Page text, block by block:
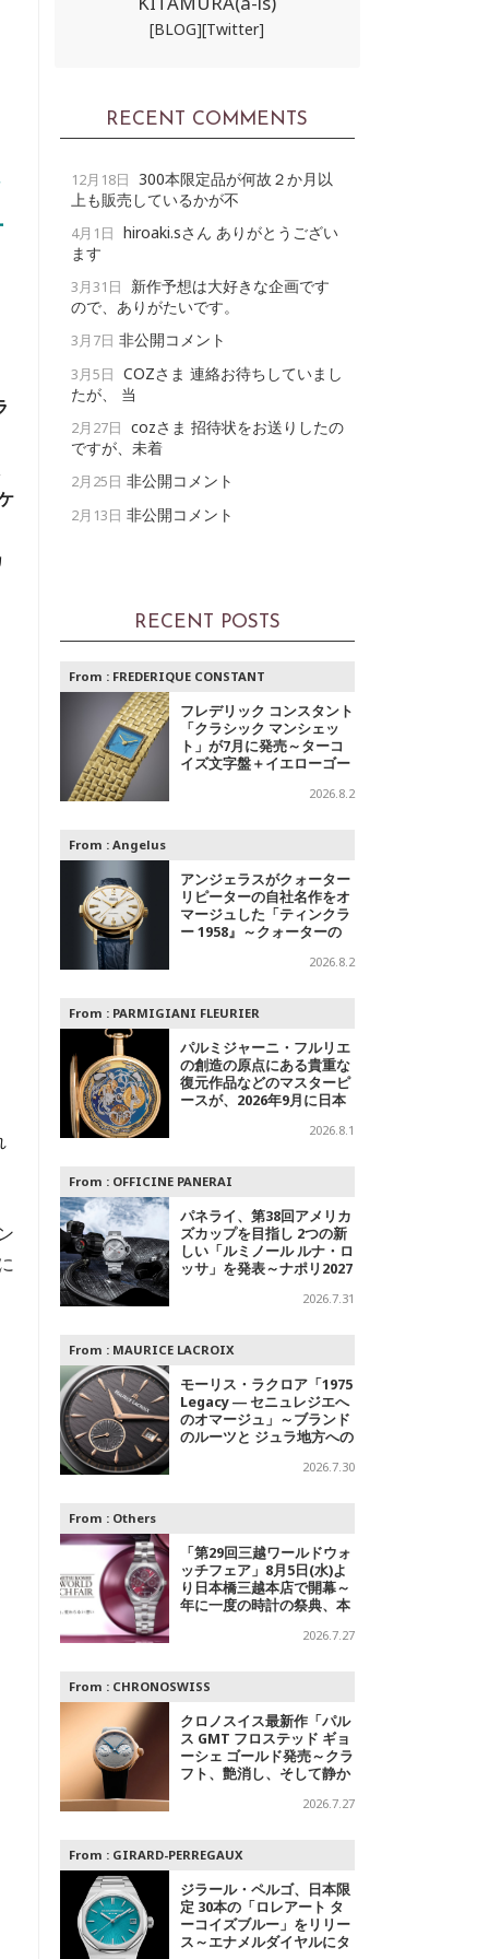
[BLOG][Twitter]
RECENT COMMENTS
12月18日 300本限定品が何故２か月以
上も販売しているかが不
4月1日 hiroaki.sさん ありがとうござい
ます
3月31日
新作予想は大好きな企画です
ので、ありがたいです。
3月7日 非公開コメント
3月5日 COZさま 連絡お待ちしていまし
たが、 当
2月27日 cozさま 招待状をお送りしたの
ですが、未着
2月25日 非公開コメント
2月13日 非公開コメント
RECENT POSTS
From : FREDERIQUE CONSTANT
フレデリック コンスタント
「クラシック マンシェッ
ト」が7月に発売～ターコ
イズ文字盤＋イエローゴー
字盤＋スチールの2モデル
2026.8.2
From : Angelus
アンジェラスがクォーター
リピーターの自社名作をオ
マージュした「ティンクラ
ー 1958』～クォーターの
2026.8.2
From : PARMIGIANI FLEURIER
パルミジャーニ・フルリエ
の創造の原点にある貴重な
復元作品などのマスターピ
ースが、2026年9月に日本
2026.8.1
From : OFFICINE PANERAI
パネライ、第38回アメリカ
ズカップを目指し 2つの新
しい「ルミノール ルナ・ロ
ッサ」を発表～ナポリ2027
2026.7.31
From : MAURICE LACROIX
モーリス・ラクロア「1975
Legacy ― セニュレジエへ
のオマージュ」～ブランド
のルーツと ジュラ地方への
2026.7.30
From : Others
「第29回三越ワールドウォ
ッチフェア」8月5日(水)よ
り日本橋三越本店で開幕～
年に一度の時計の祭典、本
ャルエキシビジョンも2026.7.27
From : CHRONOSWISS
クロノスイス最新作「パル
ス GMT フロステッド ギョ
ーシェ ゴールド発売～クラ
フト、艶消し、そして静か
2026.7.27
From : GIRARD-PERREGAUX
ジラール・ペルゴ、日本限
定 30本の「ロレアート タ
ーコイズブルー」をリリー
ス～エナメルダイヤルにタ